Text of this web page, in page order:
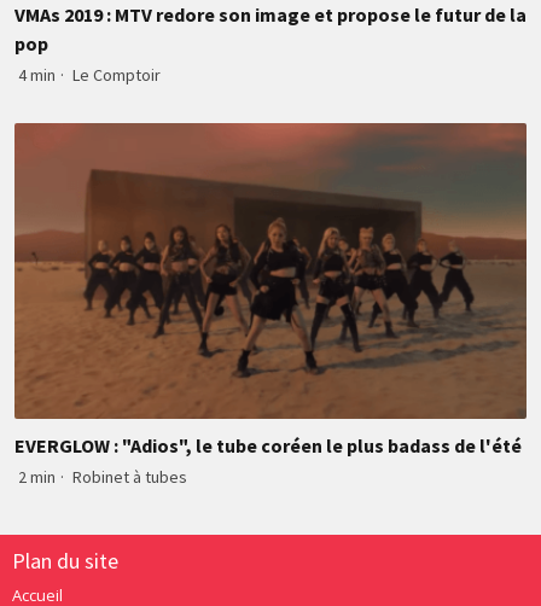
VMAs 2019 : MTV redore son image et propose le futur de la
pop
4 min · Le Comptoir
EVERGLOW : "Adios", le tube coréen le plus badass de l'été
2 min · Robinet à tubes
Plan du site
Accueil